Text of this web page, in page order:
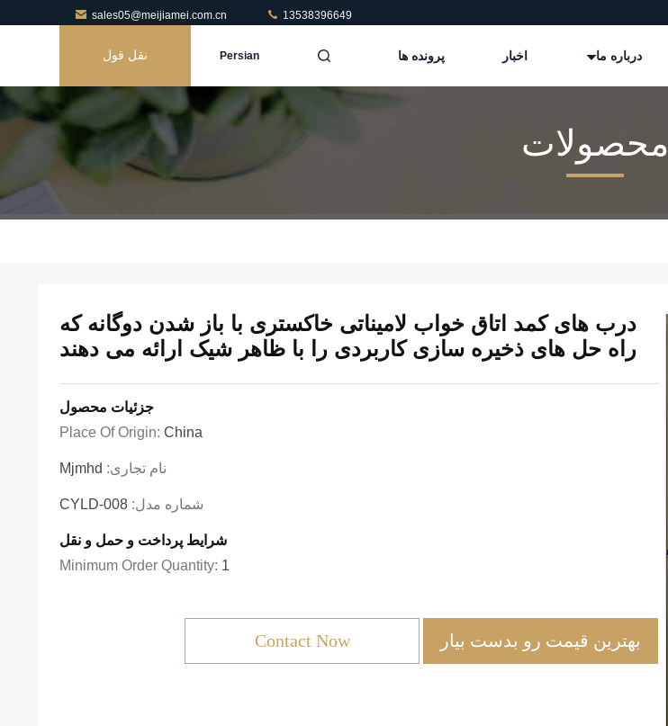
sales05@meijiamei.com.cn 13538396649
درباره ما اخبار پرونده ها Persian نقل قول
محصولات
درب های کمد اتاق خواب لامیناتی خاکستری با باز شدن دوگانه که
راه حل های ذخیره سازی کاربردی را با ظاهر شیک ارائه می دهند
جزئیات محصول
Place Of Origin: China
نام تجاری: Mjmhd
شماره مدل: CYLD-008
شرایط پرداخت و حمل و نقل
Minimum Order Quantity: 1
بهترین قیمت رو بدست بیار Contact Now